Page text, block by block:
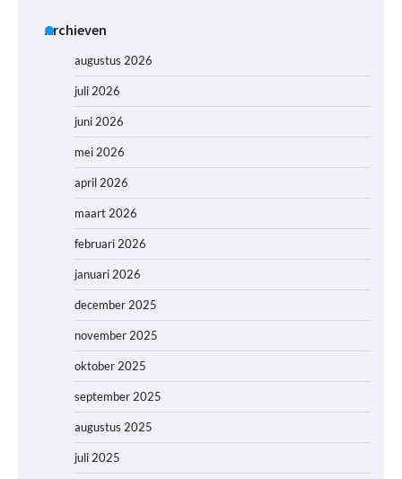
Archieven
augustus 2026
juli 2026
juni 2026
mei 2026
april 2026
maart 2026
februari 2026
januari 2026
december 2025
november 2025
oktober 2025
september 2025
augustus 2025
juli 2025